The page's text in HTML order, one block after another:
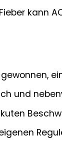
kann
und